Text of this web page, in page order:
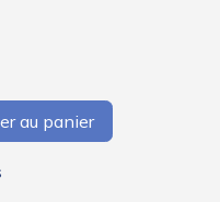
au panier